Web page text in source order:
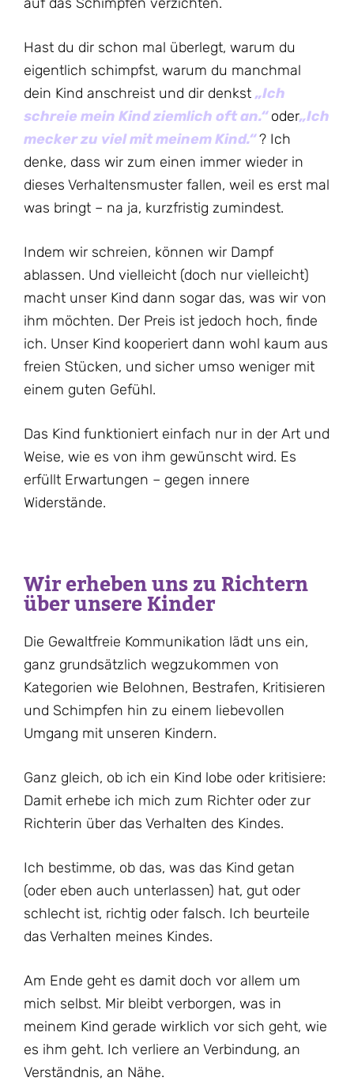
Hast du dir schon mal überlegt, warum du
eigentlich schimpfst, warum du manchmal
dein Kind anschreist und dir denkst „Ich
schreie mein Kind ziemlich oft an.“oder„Ich
mecker zu viel mit meinem Kind.“? Ich
denke, dass wir zum einen immer wieder in
dieses Verhaltensmuster fallen, weil es erst mal
was bringt – na ja, kurzfristig zumindest.
Indem wir schreien, können wir Dampf
ablassen. Und vielleicht (doch nur vielleicht)
macht unser Kind dann sogar das, was wir von
ihm möchten. Der Preis ist jedoch hoch, finde
ich. Unser Kind kooperiert dann wohl kaum aus
freien Stücken, und sicher umso weniger mit
einem guten Gefühl.
Das Kind funktioniert einfach nur in der Art und
Weise, wie es von ihm gewünscht wird. Es
erfüllt Erwartungen – gegen innere
Widerstände.
Wir erheben uns zu Richtern
über unsere Kinder
Die Gewaltfreie Kommunikation lädt uns ein,
ganz grundsätzlich wegzukommen von
Kategorien wie Belohnen, Bestrafen, Kritisieren
und Schimpfen hin zu einem liebevollen
Umgang mit unseren Kindern.
Ganz gleich, ob ich ein Kind lobe oder kritisiere:
Damit erhebe ich mich zum Richter oder zur
Richterin über das Verhalten des Kindes.
Ich bestimme, ob das, was das Kind getan
(oder eben auch unterlassen) hat, gut oder
schlecht ist, richtig oder falsch. Ich beurteile
das Verhalten meines Kindes.
Am Ende geht es damit doch vor allem um
mich selbst. Mir bleibt verborgen, was in
meinem Kind gerade wirklich vor sich geht, wie
es ihm geht. Ich verliere an Verbindung, an
Verständnis, an Nähe.